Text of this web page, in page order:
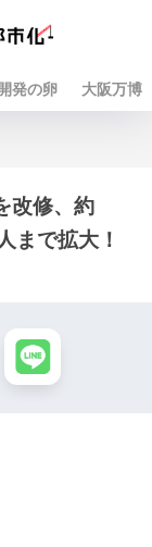
発の卵 大阪万博
改修、約
まで拡大！